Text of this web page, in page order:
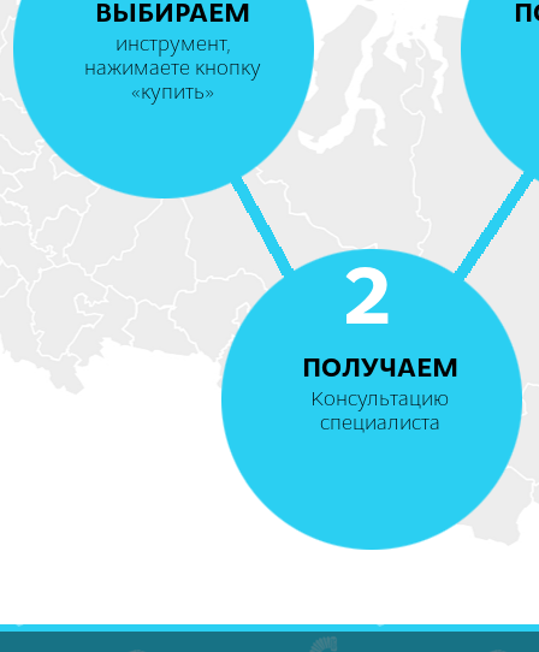
ВЫБИРАЕМ
инструмент,
нажимаете кнопку
«купить»
2
ПОЛУЧАЕМ
Консультацию
специалиста